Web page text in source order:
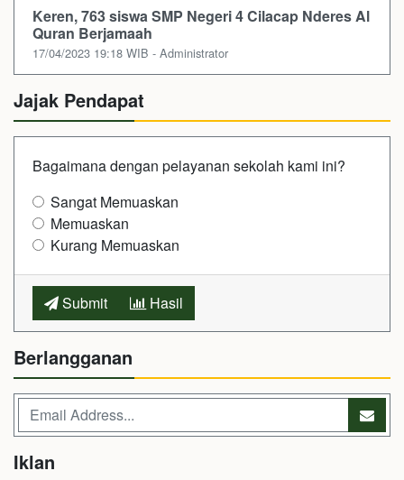
Keren, 763 siswa SMP Negeri 4 Cilacap Nderes Al
Quran Berjamaah
17/04/2023 19:18 WIB - Administrator
Jajak Pendapat
Bagaimana dengan pelayanan sekolah kami ini?
Sangat Memuaskan
Memuaskan
Kurang Memuaskan
Submit Hasil
Berlangganan
Iklan